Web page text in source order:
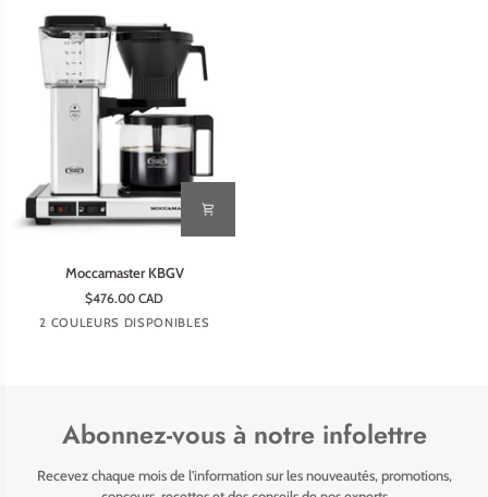
Moccamaster KBGV
$476.00 CAD
2 COULEURS DISPONIBLES
ArgentNoir
Abonnez-vous à notre infolettre
Recevez chaque mois de l'information sur les nouveautés, promotions,